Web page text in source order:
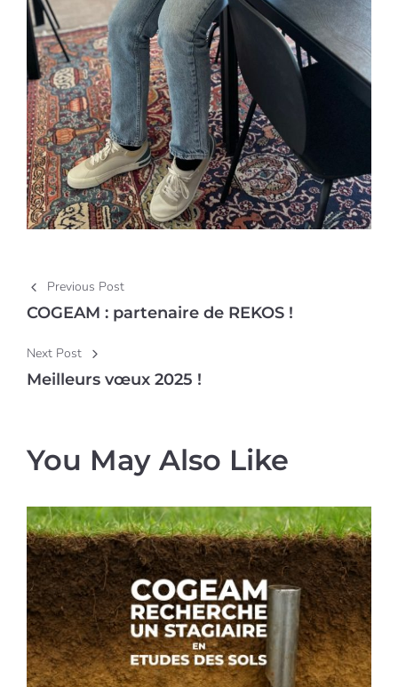
Post navigation
Previous Post
COGEAM : partenaire de REKOS !
Next Post
Meilleurs vœux 2025 !
You May Also Like